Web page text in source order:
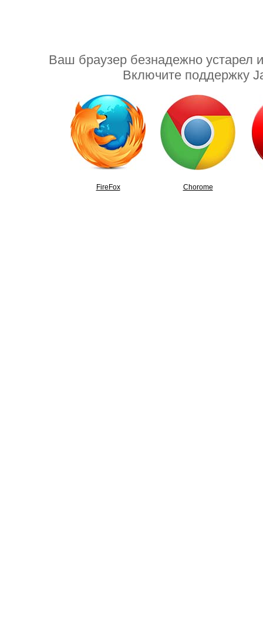
Ваш браузер безнадежно устарел
Включите поддержку
FireFox Chorome